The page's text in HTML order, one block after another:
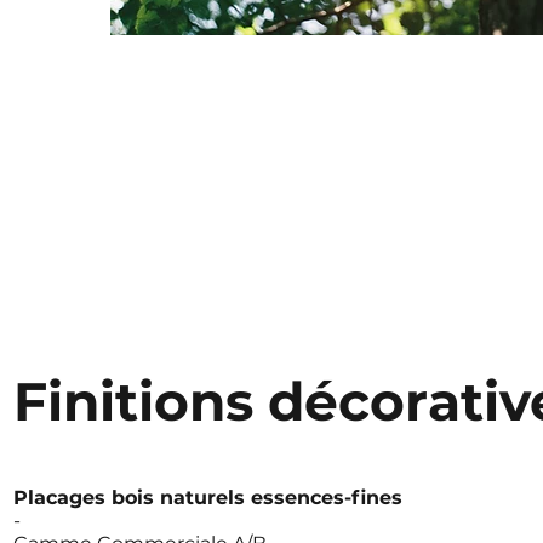
Finitions
Placages bois naturels essences-fines
-